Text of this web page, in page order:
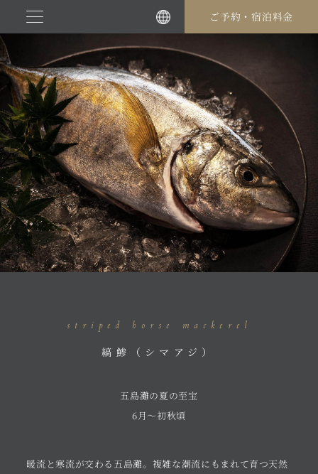
テ
ン
ツ
に
ス
キ
ッ
プ
ご予約・宿泊料金
striped horse mackerel
縞鯵（シマアジ）
五島灘の夏の至宝
6月〜初秋頃
暖流と寒流が交わる五島灘。複雑な潮流にもまれて育つ天然